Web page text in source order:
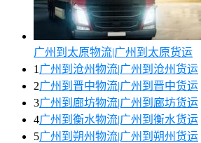
广州到太原物流|广州到太原货运
1 广州到沧州物流|广州到沧州货运
2广州到晋中物流|广州到晋中货运
3广州到廊坊物流|广州到廊坊货运
4广州到衡水物流|广州到衡水货运
5广州到朔州物流|广州到朔州货运